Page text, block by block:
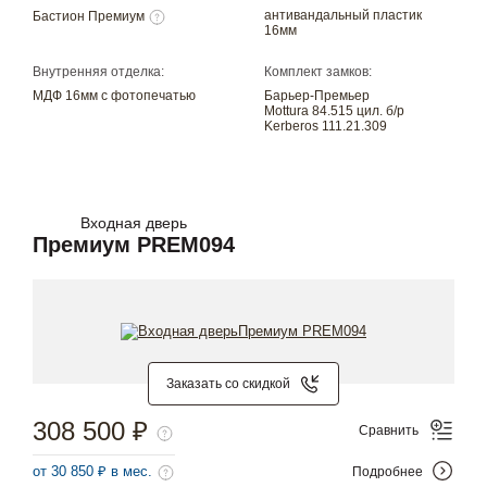
Бастион Премиум
антивандальный пластик
16мм
Внутренняя отделка:
МДФ 16мм с фотопечатью
Комплект замков:
Барьер-Премьер
Mottura 84.515 цил. б/р
Kerberos 111.21.309
Входная дверь
Премиум PREM094
Заказать со скидкой
308 500 ₽
от 30 850 ₽ в мес.
Сравнить
Подробнее